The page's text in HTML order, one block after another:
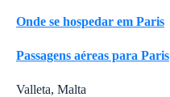
Onde se hospedar em Paris
Passagens aéreas para Paris
Valleta, Malta